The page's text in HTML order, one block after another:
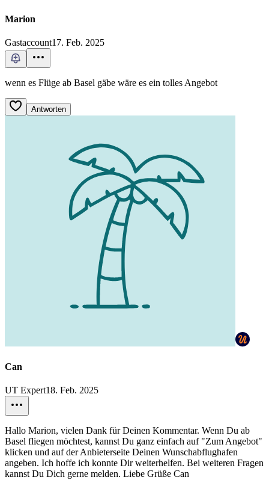
Marion
Gastaccount17. Feb. 2025
wenn es Flüge ab Basel gäbe wäre es ein tolles Angebot
Antworten
Can
UT Expert18. Feb. 2025
Hallo Marion, vielen Dank für Deinen Kommentar. Wenn Du ab
Basel fliegen möchtest, kannst Du ganz einfach auf "Zum Angebot"
klicken und auf der Anbieterseite Deinen Wunschabflughafen
angeben. Ich hoffe ich konnte Dir weiterhelfen. Bei weiteren Fragen
kannst Du Dich gerne melden. Liebe Grüße Can